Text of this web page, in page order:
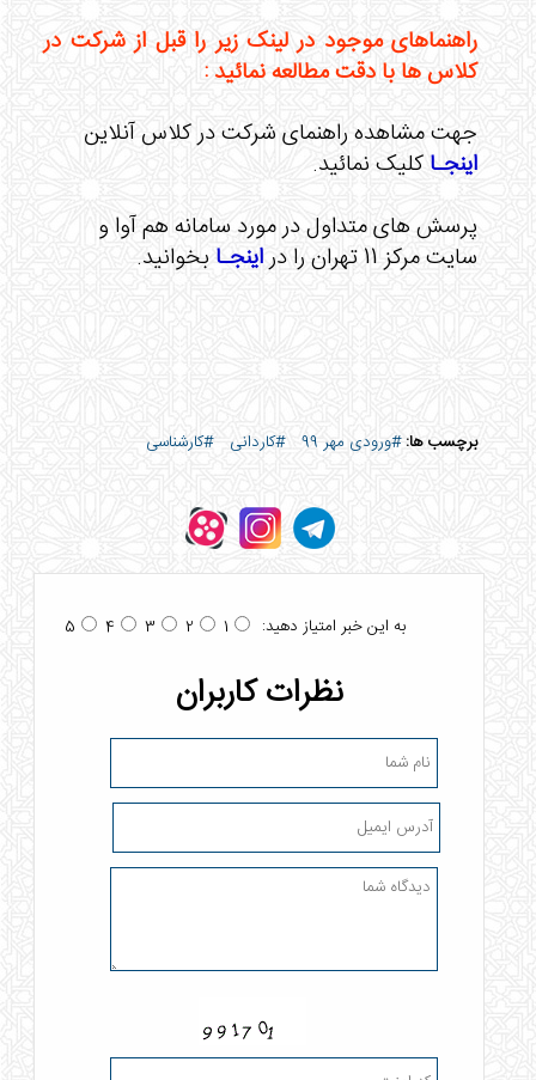
راهنماهای موجود در لینک زیر را قبل از شرکت در
کلاس ها با دقت مطالعه نمائید :
جهت مشاهده راهنمای شرکت در کلاس آنلاین
اینجـا کلیک نمائید.
پرسش های متداول در مورد سامانه هم آوا و
سایت مرکز 11 تهران را در
اینجـابخوانید.
برچسب ها:#ورودی مهر 99 #کاردانی #کارشناسی
به این خبر امتیاز دهید: 1
2
3
4
5
نظرات کاربران